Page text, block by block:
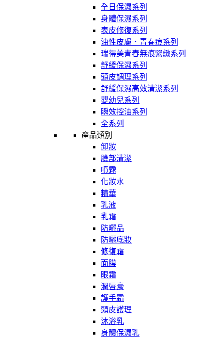
全日保濕系列
身體保濕系列
表皮修復系列
油性皮膚．青春痘系列
瑞得美青春無痕緊緻系列
舒緩保濕系列
頭皮調理系列
舒緩保濕高效清潔系列
嬰幼兒系列
瞬效控油系列
全系列
產品類別
卸妝
臉部清潔
噴霧
化妝水
精華
乳液
乳霜
防曬品
防曬底妝
修復霜
面膜
眼霜
潤唇膏
護手霜
頭皮護理
沐浴乳
身體保濕乳